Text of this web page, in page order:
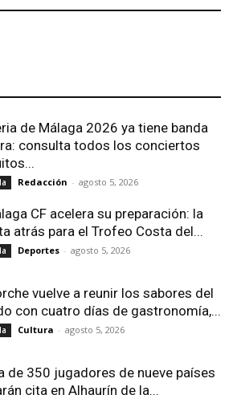
de Málaga 2026 ya tiene banda
consulta todos los conciertos
Redacción - agosto 5, 2026
CF acelera su preparación: la
atrás para el Trofeo Costa del...
Deportes - agosto 5, 2026
vuelve a reunir los sabores del
con cuatro días de gastronomía,...
Cultura - agosto 5, 2026
de 350 jugadores de nueve países
cita en Alhaurín de la...